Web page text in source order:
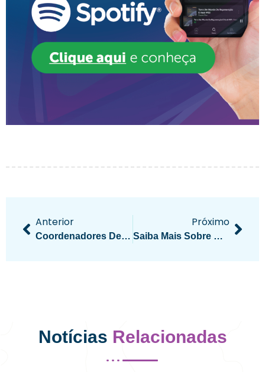
Anterior
Coordenadores De Feemt – Regionais Tem Encontro Em Cuiabá
Próximo
Saiba Mais Sobre O Curso Regional De Qualificação Da Área Da Promoção Social Espírita Em Araputanga
Notícias Relacionadas